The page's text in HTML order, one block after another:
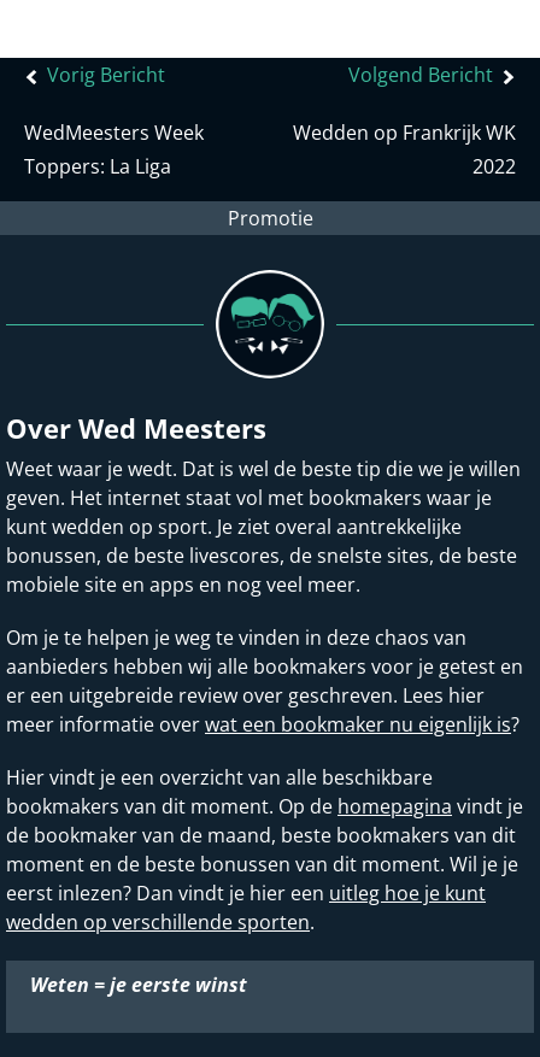
Bericht
Vorig Bericht
WedMeesters Week
Toppers: La Liga
Volgend Bericht
Wedden op Frankrijk WK
2022
Promotie
Over Wed Meesters
Weet waar je wedt. Dat is wel de beste tip die we je willen
geven. Het internet staat vol met bookmakers waar je
kunt wedden op sport. Je ziet overal aantrekkelijke
bonussen, de beste livescores, de snelste sites, de beste
mobiele site en apps en nog veel meer.
Om je te helpen je weg te vinden in deze chaos van
aanbieders hebben wij alle bookmakers voor je getest en
er een uitgebreide review over geschreven. Lees hier
meer informatie overwat een bookmaker nu eigenlijk is?
Hier vindt je een overzicht van alle beschikbare
bookmakers van dit moment. Op de homepagina vindt je
de bookmaker van de maand, beste bookmakers van dit
moment en de beste bonussen van dit moment. Wil je je
eerst inlezen? Dan vindt je hier een uitleg hoe je kunt
wedden op verschillende sporten.
Weten = je eerste winst